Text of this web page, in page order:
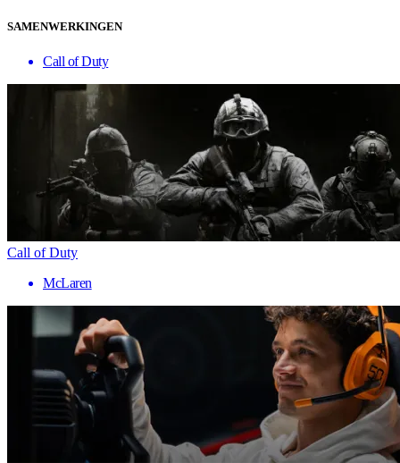
SAMENWERKINGEN
Call of Duty
Call of Duty
McLaren